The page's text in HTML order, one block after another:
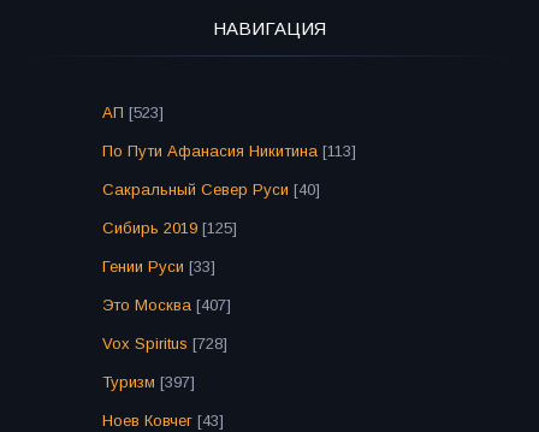
НАВИГАЦИЯ
АП [523]
По Пути Афанасия Никитина [113]
Сакральный Север Руси [40]
Сибирь 2019 [125]
Гении Руси [33]
Это Москва [407]
Vox Spiritus [728]
Туризм [397]
Ноев Ковчег [43]